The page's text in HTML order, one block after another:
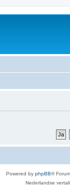
Powered by phpBB®
Nederlandse